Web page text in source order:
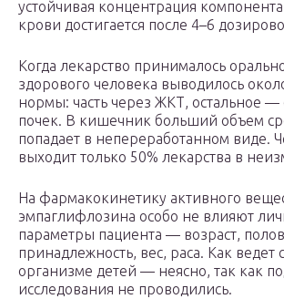
устойчивая концентрация
крови достигается после 4–6
Когда лекарство принималось
здорового человека выводилось
нормы: часть через ЖКТ, остальное
почек. В кишечник больший объем
попадает в непереработанном виде.
выходит только 50% лекарства в
На фармакокинетику активного
эмпаглифлозина особо не влияют
параметры пациента — возраст,
принадлежность, вес, раса. Как ведет
организме детей — неясно, так как
исследования не проводились.